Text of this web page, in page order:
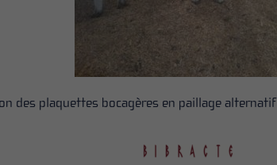
des plaquettes bocagères en paillage alternatif